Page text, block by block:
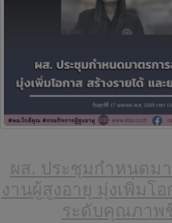
ผส. ประชุมกำหนดม
งานผู้สูงอายุ มุ่งเพิ่มโ
ระดับคุณภาพ